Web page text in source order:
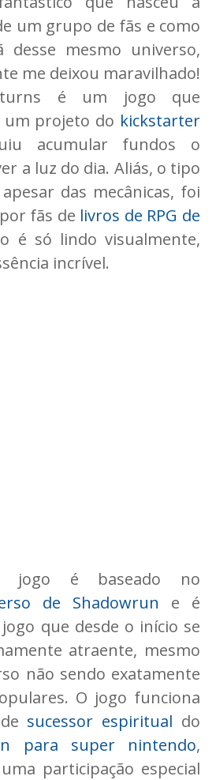
um grupo de fãs e como
mesmo universo,
me deixou maravilhado!
é um jogo que
um projeto do kickstarter
acumular fundos o
a luz do dia. Aliás, o tipo
das mecânicas, foi
fãs de livros de RPG de
é só lindo visualmente,
incrível.
jogo é baseado no
de Shadowrun e é
que desde o início se
atraente, mesmo
não sendo exatamente
O jogo funciona
sucessor espiritual do
para super nintendo,
participação especial